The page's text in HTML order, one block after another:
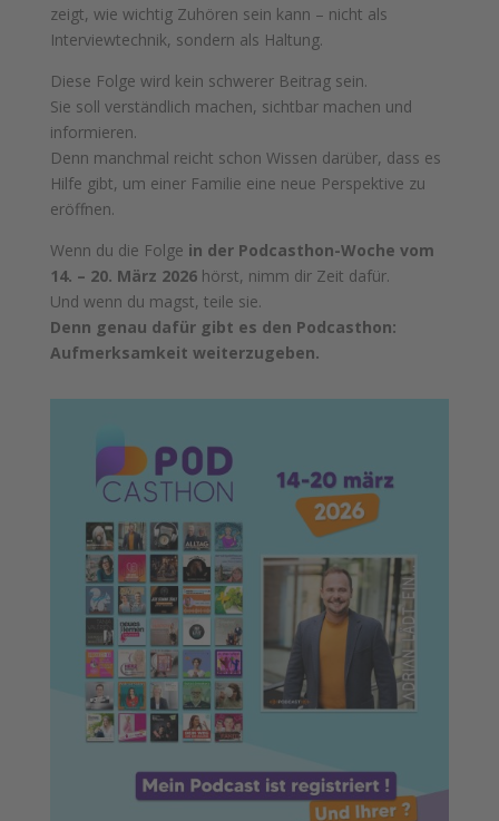
zeigt, wie wichtig Zuhören sein kann – nicht als
Interviewtechnik, sondern als Haltung.
Diese Folge wird kein schwerer Beitrag sein.
Sie soll verständlich machen, sichtbar machen und
informieren.
Denn manchmal reicht schon Wissen darüber, dass es
Hilfe gibt, um einer Familie eine neue Perspektive zu
eröffnen.
Wenn du die Folge in der Podcasthon-Woche vom
14. – 20. März 2026hörst, nimm dir Zeit dafür.
Und wenn du magst, teile sie.
Denn genau dafür gibt es den Podcasthon:
Aufmerksamkeit weiterzugeben.